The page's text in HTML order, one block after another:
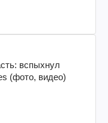
вспыхнул
(фото, видео)